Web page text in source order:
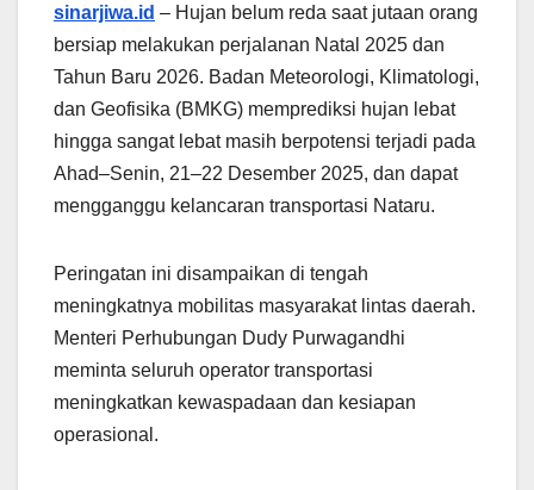
sinarjiwa.id – Hujan belum reda saat jutaan orang
bersiap melakukan perjalanan Natal 2025 dan
Tahun Baru 2026. Badan Meteorologi, Klimatologi,
dan Geofisika (BMKG) memprediksi hujan lebat
hingga sangat lebat masih berpotensi terjadi pada
Ahad–Senin, 21–22 Desember 2025, dan dapat
mengganggu kelancaran transportasi Nataru.
Peringatan ini disampaikan di tengah
meningkatnya mobilitas masyarakat lintas daerah.
Menteri Perhubungan Dudy Purwagandhi
meminta seluruh operator transportasi
meningkatkan kewaspadaan dan kesiapan
operasional.